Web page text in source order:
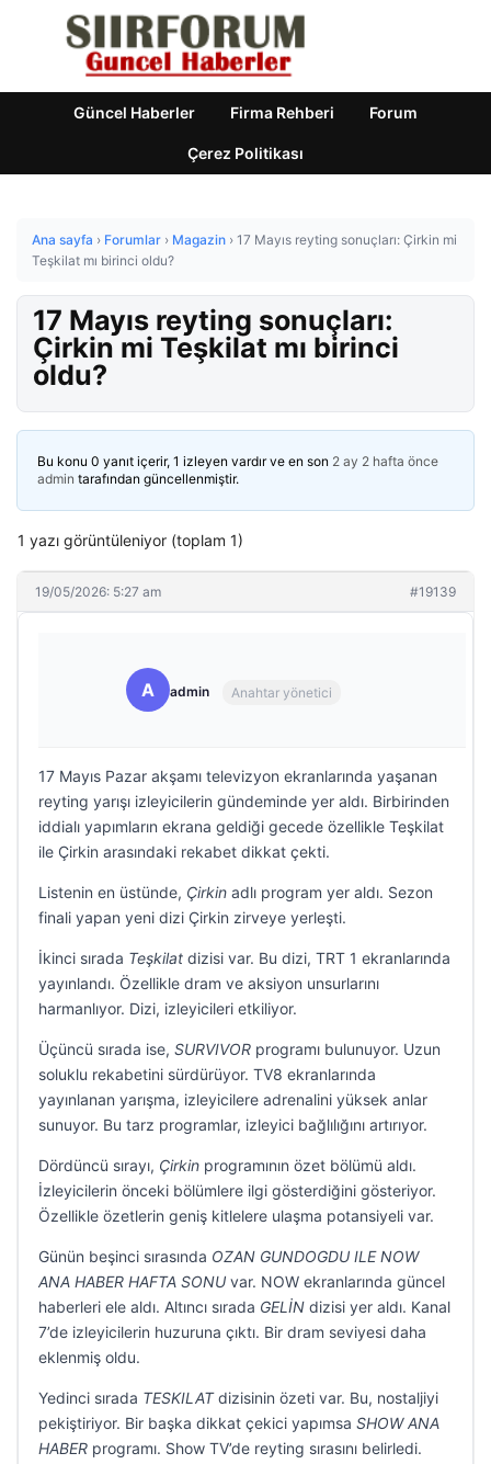
Güncel Haberler Firma Rehberi Forum
Çerez Politikası
Ana sayfa › Forumlar › Magazin › 17 Mayıs reyting sonuçları: Çirkin mi
Teşkilat mı birinci oldu?
17 Mayıs reyting sonuçları:
Çirkin mi Teşkilat mı birinci
oldu?
Bu konu 0 yanıt içerir, 1 izleyen vardır ve en son 2 ay 2 hafta önce
admin tarafından güncellenmiştir.
1 yazı görüntüleniyor (toplam 1)
19/05/2026: 5:27 am #19139
A admin Anahtar yönetici
17 Mayıs Pazar akşamı televizyon ekranlarında yaşanan
reyting yarışı izleyicilerin gündeminde yer aldı. Birbirinden
iddialı yapımların ekrana geldiği gecede özellikle Teşkilat
ile Çirkin arasındaki rekabet dikkat çekti.
Listenin en üstünde, Çirkin adlı program yer aldı. Sezon
finali yapan yeni dizi Çirkin zirveye yerleşti.
İkinci sırada Teşkilat dizisi var. Bu dizi, TRT 1 ekranlarında
yayınlandı. Özellikle dram ve aksiyon unsurlarını
harmanlıyor. Dizi, izleyicileri etkiliyor.
Üçüncü sırada ise, SURVIVOR programı bulunuyor. Uzun
soluklu rekabetini sürdürüyor. TV8 ekranlarında
yayınlanan yarışma, izleyicilere adrenalini yüksek anlar
sunuyor. Bu tarz programlar, izleyici bağlılığını artırıyor.
Dördüncü sırayı, Çirkin programının özet bölümü aldı.
İzleyicilerin önceki bölümlere ilgi gösterdiğini gösteriyor.
Özellikle özetlerin geniş kitlelere ulaşma potansiyeli var.
Günün beşinci sırasında OZAN GUNDOGDU ILE NOW
ANA HABER HAFTA SONU var. NOW ekranlarında güncel
haberleri ele aldı. Altıncı sırada GELİN dizisi yer aldı. Kanal
7’de izleyicilerin huzuruna çıktı. Bir dram seviyesi daha
eklenmiş oldu.
Yedinci sırada TESKILATdizisinin özeti var. Bu, nostaljiyi
pekiştiriyor. Bir başka dikkat çekici yapımsa SHOW ANA
HABER programı. Show TV’de reyting sırasını belirledi.